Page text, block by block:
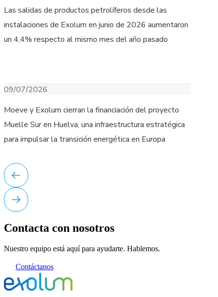
Las salidas de productos petrolíferos desde las
instalaciones de Exolum en junio de 2026 aumentaron
un 4,4% respecto al mismo mes del año pasado
09/07/2026
Moeve y Exolum cierran la financiación del proyecto
Muelle Sur en Huelva, una infraestructura estratégica
para impulsar la transición energética en Europa
Contacta con nosotros
Nuestro equipo está aquí para ayudarte. Hablemos.
Contáctanos